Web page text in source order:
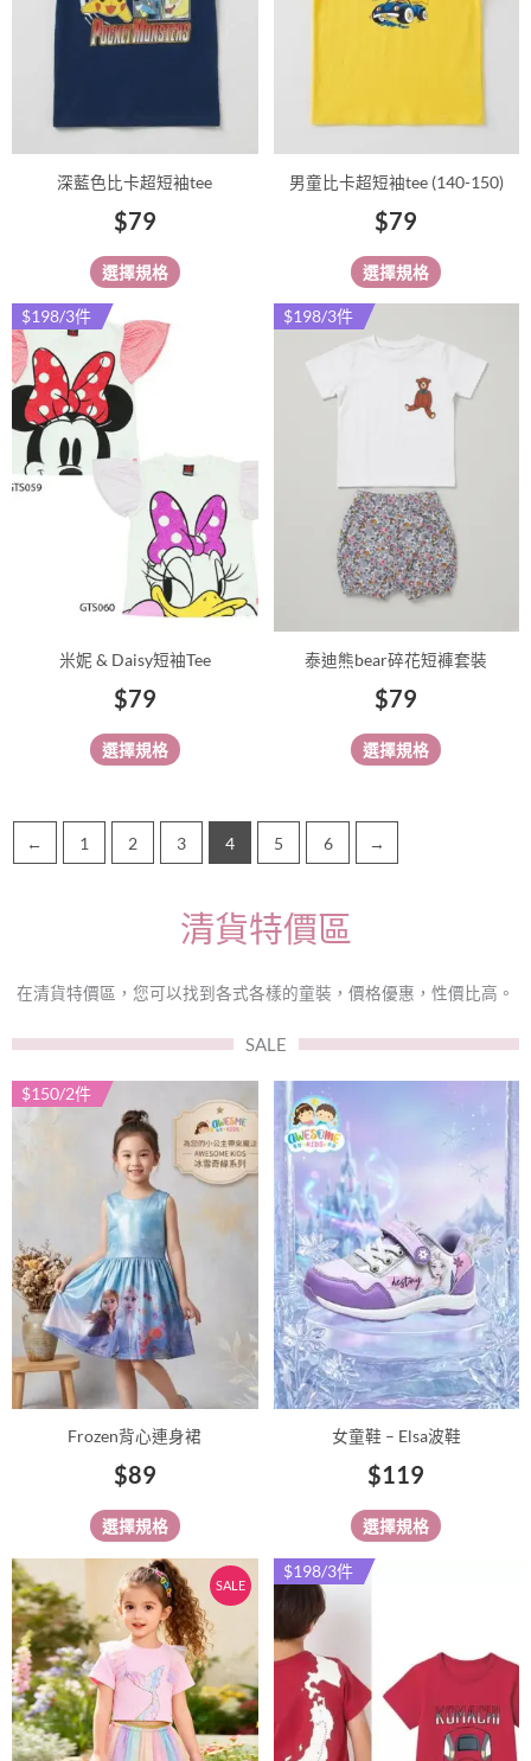
深藍色比卡超短袖tee
$79
選擇規格
款
式。
產
頁
面
選
擇
項
男童比卡超短袖tee (140-150)
$79
選擇規格
款
頁
面
選
擇
項
$198/3件
米妮 & Daisy短袖Tee
$79
選擇規格
此
產
品
有
種
式。
可
在
產
頁
面
選
擇
項
$198/3件
泰迪熊bear碎花短褲套裝
$79
選擇規格
產
有
款
式。
可
在
頁
面
選
擇
項
←
1 2 3 4 5 6 →
清貨特價區
在清貨特價區，您可以找到各式各樣的童裝，價格優惠，性價比高。
SALE
$150/2件
Frozen背心連身裙
$89
選擇規格
產
品
有
多
種
款
式。
可
在
產
頁
面
選
擇
選
項
女童鞋 – Elsa波鞋
$119
選擇規格
多
種
款
式。
可
在
產
面
選
擇
SALE
原
始
價
格：
$99。
目
前
價
格：
$89。
此
產
品
多
種
款
$198/3件
多
種